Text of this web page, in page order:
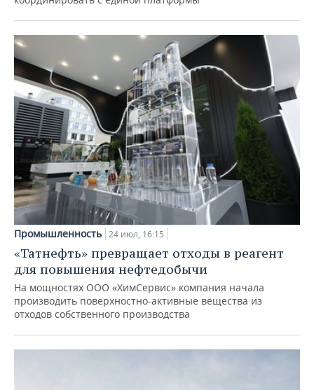
Промышленность 24 июл, 16:15
«Татнефть» превращает отходы в реагент
для повышения нефтедобычи
На мощностях ООО «ХимСервис» компания начала
производить поверхностно-активные вещества из
отходов собственного производства